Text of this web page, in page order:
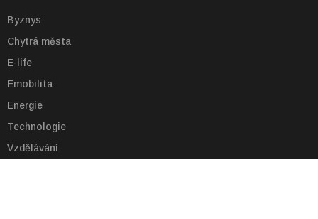
Byznys
Chytrá města
E-life
Emobilita
Energie
Technologie
Vzdělávání